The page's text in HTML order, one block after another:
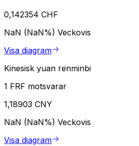
0,142354 CHF
NaN (NaN%) Veckovis
Visa diagram
Kinesisk yuan renminbi
1 FRF motsvarar
1,18903 CNY
NaN (NaN%) Veckovis
Visa diagram